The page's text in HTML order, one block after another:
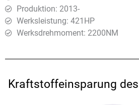
Produktion: 2013-
Werksleistung: 421HP
Werksdrehmoment: 2200ΝΜ
Kraftstoffeinsparung